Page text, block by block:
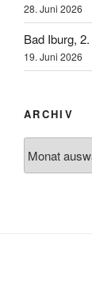
28. Juni 2026
Bad Iburg,
19. Juni 2026
ARCHIV